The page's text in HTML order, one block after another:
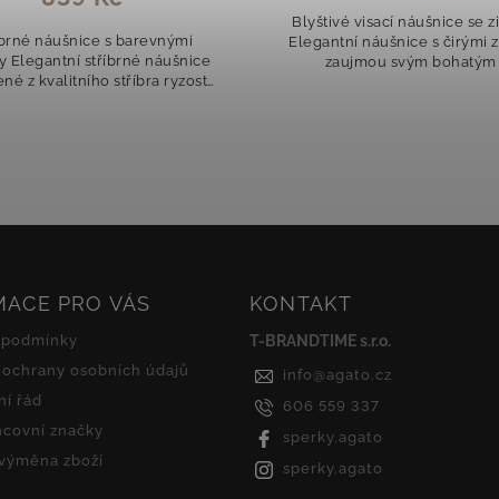
náušnice s čirými zirkony
svým bohatým a
designem. Precizně
Třpytivé visací náušnice se
Elegantní stříbrné
925/1000 jsou zdobené
PRO VÁS
osobních údajů
řád
značky
zboží
KONTAKT
T-BRANDTIME s.r.o.
info @agato.cz
606 559 337
sperky.agato
sperky.agato